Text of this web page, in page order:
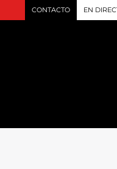
CONTACTO EN